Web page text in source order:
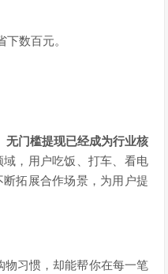
数百元。
无门槛提现已经成为行业核
，用户吃饭、打车、看电
拓展合作场景，为用户提
习惯，却能帮你在每一笔